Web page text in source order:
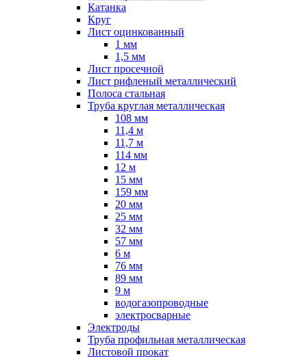
Катанка
Круг
Лист оцинкованный
1 мм
1,5 мм
Лист просечной
Лист рифленый металлический
Полоса стальная
Труба круглая металлическая
108 мм
11,4 м
11,7 м
114 мм
12 м
15 мм
159 мм
20 мм
25 мм
32 мм
57 мм
6 м
76 мм
89 мм
9 м
водогазопроводные
электросварные
Электроды
Труба профильная металлическая
Листовой прокат